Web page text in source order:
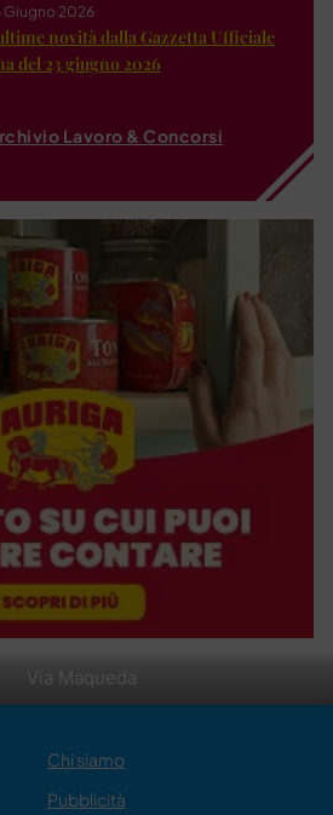
Via Maqueda
Giugno 2026
novità dalla Gazzetta Ufficiale
del 23 giugno 2026
Lavoro & Concorsi
Chi siamo
Pubblicità